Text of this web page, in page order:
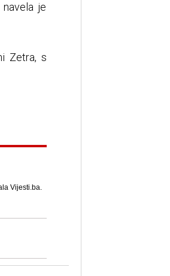
je
Zetra, s
Vijesti.ba.